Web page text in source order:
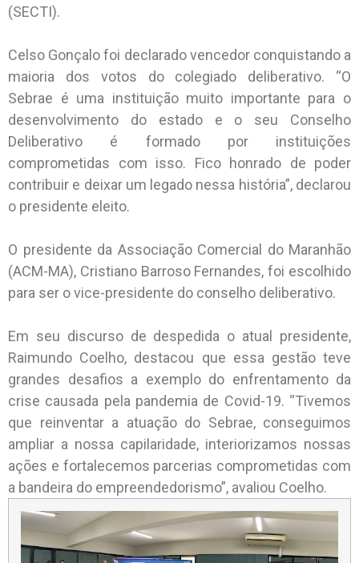
(SECTI).
Celso Gonçalo foi declarado vencedor conquistando a
maioria dos votos do colegiado deliberativo. “O
Sebrae é uma instituição muito importante para o
desenvolvimento do estado e o seu Conselho
Deliberativo é formado por instituições
comprometidas com isso. Fico honrado de poder
contribuir e deixar um legado nessa história”, declarou
o presidente eleito.
O presidente da Associação Comercial do Maranhão
(ACM-MA), Cristiano Barroso Fernandes, foi escolhido
para ser o vice-presidente do conselho deliberativo.
Em seu discurso de despedida o atual presidente,
Raimundo Coelho, destacou que essa gestão teve
grandes desafios a exemplo do enfrentamento da
crise causada pela pandemia de Covid-19. “Tivemos
que reinventar a atuação do Sebrae, conseguimos
ampliar a nossa capilaridade, interiorizamos nossas
ações e fortalecemos parcerias comprometidas com
a bandeira do empreendedorismo”, avaliou Coelho.